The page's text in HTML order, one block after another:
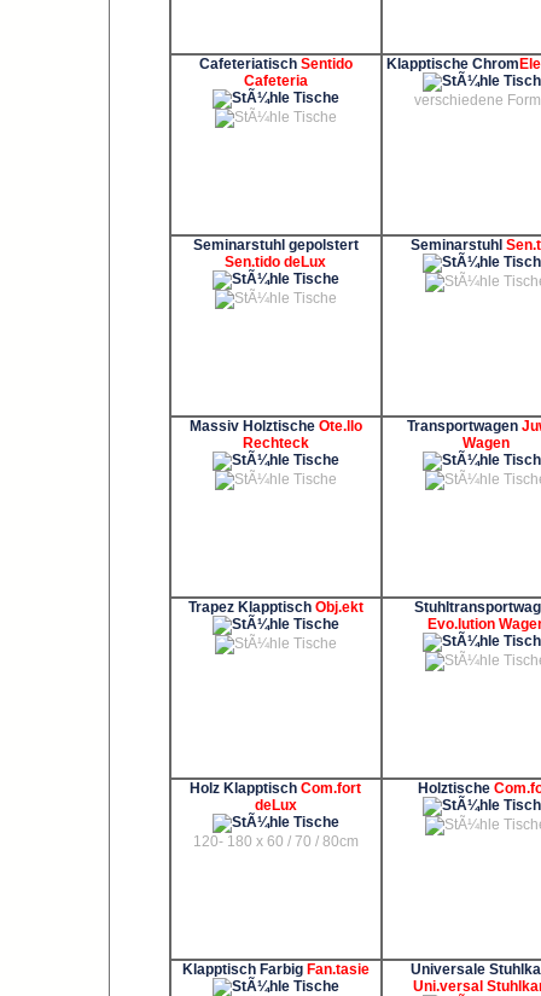
Cafeteriatisch Sentido
Cafeteria
Klapptische Chrom
verschiedene
Seminarstuhl gepolstert
Sen.tido deLux
Seminarstuhl
Massiv Holztische Ote.llo
Rechteck
Transportwagen
Wagen
Trapez Klapptisch Obj.ekt
Evo.lution
Holz KlapptischCom.fort
deLux
120- 180 x 60 / 70 / 80cm
Holztische
Klapptisch Farbig Fan.tasie
Universale
Uni.versal